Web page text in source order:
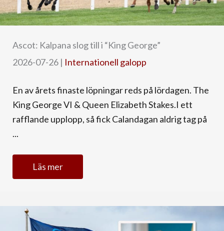
Ascot: Kalpana slog till i “King George”
2026-07-26 | Internationell galopp
En av årets finaste löpningar reds på lördagen. The
King George VI & Queen Elizabeth Stakes.I ett
rafflande upplopp, så fick Calandagan aldrig tag på
...
Läs mer